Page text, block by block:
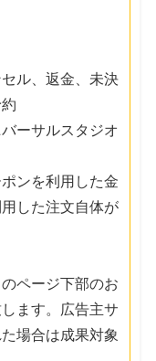
ル、返金、未決
ーサルスタジオ
ンを利用した金
した注文自体が
ページ下部のお
ます。広告主サ
場合は成果対象